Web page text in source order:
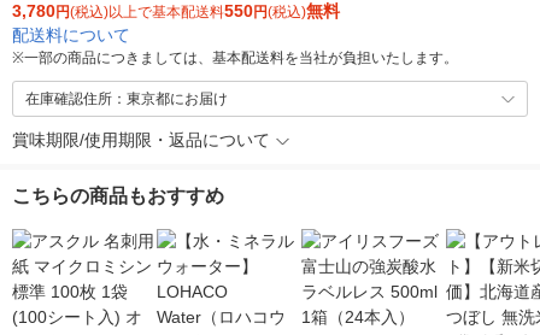
3,780円(税込)以上で基本配送料550円(税込)無料
配送料について
※一部の商品につきましては、基本配送料を当社が負担いたします。
在庫確認住所：東京都にお届け
賞味期限/使用期限・返品について
こちらの商品もおすすめ